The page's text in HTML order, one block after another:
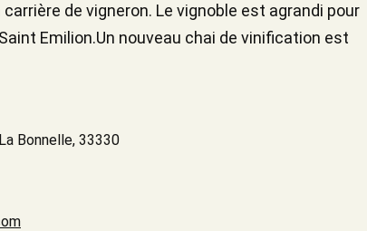
de vigneron. Le vignoble est agrandi pour
Emilion.Un nouveau chai de vinification est
Bonnelle, 33330